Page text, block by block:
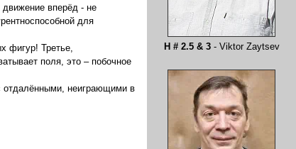
движение вперёд - не
для
фигур! Третье,
поля, это – побочное
отдалёнными, неиграющими в
H # 2.5 & 3- Viktor Zaytsev